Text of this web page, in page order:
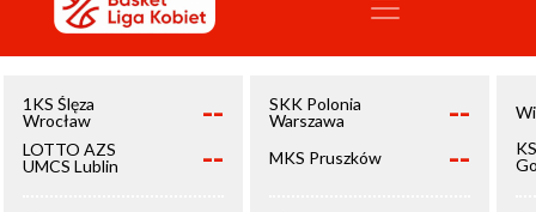
1KS Ślęza
Wrocław
--
LOTTO AZS
UMCS Lublin
--
SKK Polonia
Warszawa
--
MKS Pruszków --